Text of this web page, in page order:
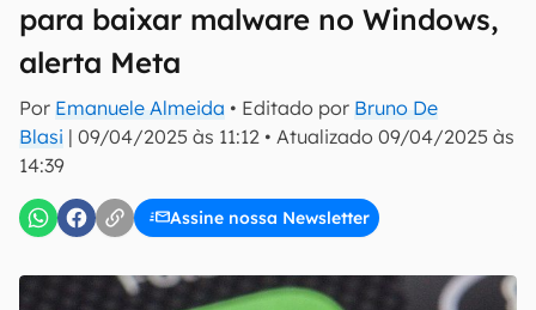
para baixar malware no Windows,
alerta Meta
Por Emanuele Almeida • Editado por Bruno De
Blasi | 09/04/2025 às 11:12 • Atualizado 09/04/2025 às
14:39
Assine nossa Newsletter
E-mail
inscreva-se
Uso e Política de Privacidade do Canaltech.